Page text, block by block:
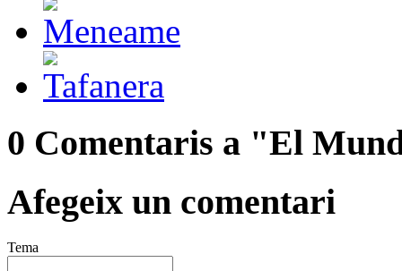
0 Comentaris a "El
Afegeix un comentari
Tema